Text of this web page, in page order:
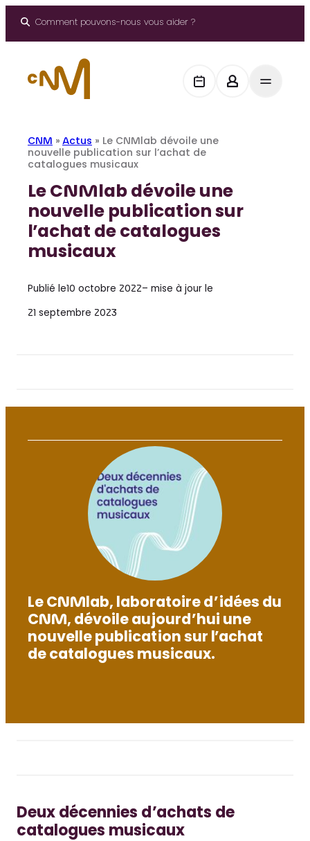
Comment pouvons-nous vous aider ?
CNM » Actus » Le CNMlab dévoile une
nouvelle publication sur l’achat de
catalogues musicaux
Le CNMlab dévoile une
nouvelle publication sur
l’achat de catalogues
musicaux
Publié le10 octobre 2022– mise à jour le
21 septembre 2023
Le CNMlab, laboratoire d’idées du
CNM, dévoile aujourd’hui une
nouvelle publication sur l’achat
de catalogues musicaux.
Deux décennies d’achats de
catalogues musicaux